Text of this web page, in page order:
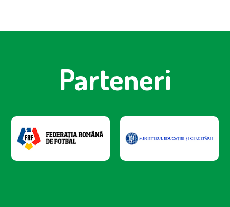
Parteneri